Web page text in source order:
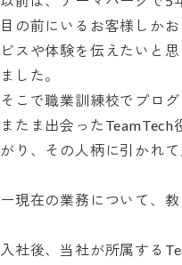
目の前にいるお客様しか
ビスや体験を伝えたいと
ました。
そこで職業訓練校でプロ
またま出会った
がり、その人柄に引かれ
ー現在の業務について、教
入社後、当社が所属する